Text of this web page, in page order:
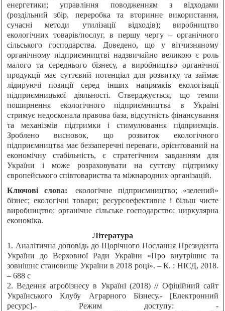
енергетики; управління поводженням з відходами
(роздільний збір, переробка та вторинне використання,
сучасні методи утилізації відходів); виробництво
екологічних товарів/послуг, в першу чергу – органічного
сільського господарства. Доведено, що у вітчизняному
органічному підприємництві надзвичайно великою є роль
малого та середнього бізнесу, а виробництво органічної
продукції має суттєвий потенціал для розвитку та займає
лідируючі позиції серед інших напрямків екологізації
підприємницької діяльності. Стверджується, що темпи
поширнення екологічного підприємництва в Україні
стримує недосконала правова база, відсутність фінансування
та механізмів підтримки і стимулювання підприємців.
Зроблено висновок, що розвиток екологічного
підприємництва має беззаперечні переваги, орієнтований на
економічну стабільність, є стратегічним завданням для
України і може розраховувати на суттєву підтримку
європейського співтовариства та міжнародних організацій.
Ключові слова:
екологічне підприємництво; «зелений»
бізнес; екологічні товари; ресурсоефективне і більш чисте
виробництво; органічне сільське господарство; циркулярна
економіка.
Література
1. Аналітична доповідь до Щорічного Послання Президента
України до Верховної Ради України «Про внутрішнє та
зовнішнє становище України в 2018 році». – К. : НІСД, 2018.
– 688 с
2. Ведення агробізнесу в Україні (2018) // Офіційний сайт
Українського Клубу Аграрного Бізнесу.- [Електронний
ресурс].- Режим доступу: -